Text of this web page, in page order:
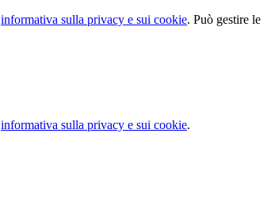
informativa sulla privacy e sui cookie. Può gestire le
informativa sulla privacy e sui cookie.